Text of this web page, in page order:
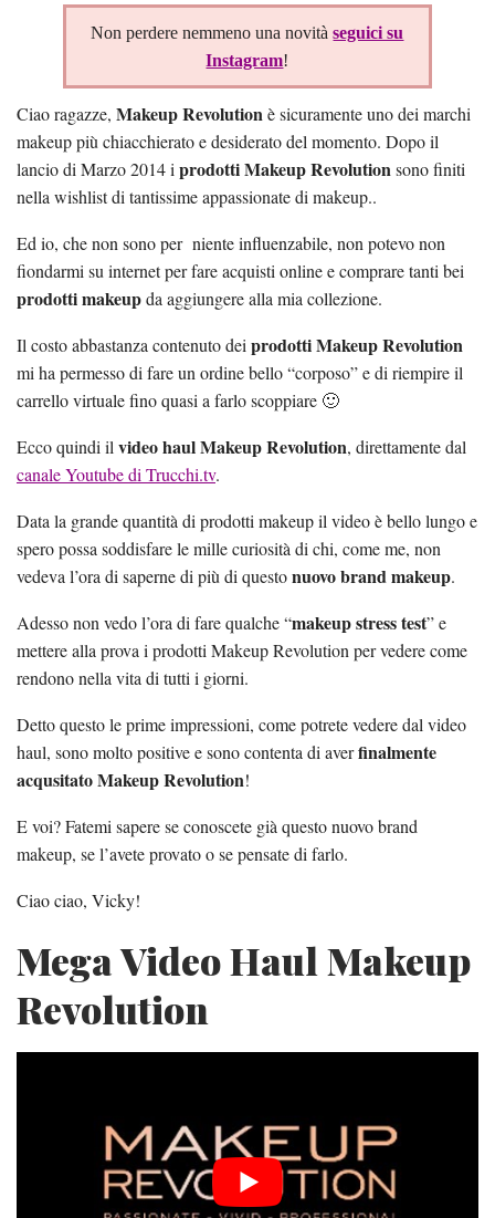
Non perdere nemmeno una novitàseguici su
Instagram!
Ciao ragazze, Makeup Revolution è sicuramente uno dei marchi
makeup più chiacchierato e desiderato del momento. Dopo il
lancio di Marzo 2014 i prodotti Makeup Revolution sono finiti
nella wishlist di tantissime appassionate di makeup..
Ed io, che non sono per niente influenzabile, non potevo non
fiondarmi su internet per fare acquisti online e comprare tanti bei
prodotti makeupda aggiungere alla mia collezione.
Il costo abbastanza contenuto dei prodotti Makeup Revolution
mi ha permesso di fare un ordine bello “corposo” e di riempire il
carrello virtuale fino quasi a farlo scoppiare 🙂
Ecco quindi il video haul Makeup Revolution, direttamente dal
canale Youtube di Trucchi.tv.
Data la grande quantità di prodotti makeup il video è bello lungo e
spero possa soddisfare le mille curiosità di chi, come me, non
vedeva l’ora di saperne di più di questonuovo brand makeup.
Adesso non vedo l’ora di fare qualche “makeup stress test” e
mettere alla prova i prodotti Makeup Revolution per vedere come
rendono nella vita di tutti i giorni.
Detto questo le prime impressioni, come potrete vedere dal video
haul, sono molto positive e sono contenta di averfinalmente
acqusitato Makeup Revolution!
E voi? Fatemi sapere se conoscete già questo nuovo brand
makeup, se l’avete provato o se pensate di farlo.
Ciao ciao, Vicky!
Mega Video Haul Makeup
Revolution